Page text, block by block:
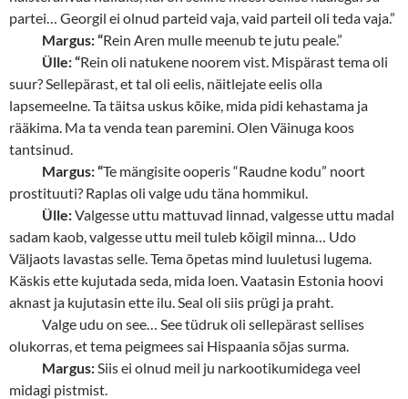
partei… Georgil ei olnud parteid vaja, vaid parteil oli teda vaja.”
Margus: “Rein Aren mulle meenub te jutu peale.”
Ülle: “Rein oli natukene noorem vist. Mispärast tema oli
suur? Sellepärast, et tal oli eelis, näitlejate eelis olla
lapsemeelne. Ta täitsa uskus kõike, mida pidi kehastama ja
rääkima. Ma ta venda tean paremini. Olen Väinuga koos
tantsinud.
Margus: “Te mängisite ooperis “Raudne kodu” noort
prostituuti? Raplas oli valge udu täna hommikul.
Ülle:Valgesse uttu mattuvad linnad, valgesse uttu madal
sadam kaob, valgesse uttu meil tuleb kõigil minna… Udo
Väljaots lavastas selle. Tema õpetas mind luuletusi lugema.
Käskis ette kujutada seda, mida loen. Vaatasin Estonia hoovi
aknast ja kujutasin ette ilu. Seal oli siis prügi ja praht.
Valge udu on see… See tüdruk oli sellepärast sellises
olukorras, et tema peigmees sai Hispaania sõjas surma.
Margus:Siis ei olnud meil ju narkootikumidega veel
midagi pistmist.